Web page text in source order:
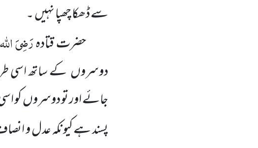
سے ڈھکا چھپا نہیں۔
حضرت قتادہرَضِیَ
دوسروںکے ساتھ اسی
جائے اور تو دوسروںکو
پسند ہے کیونکہ عدل و